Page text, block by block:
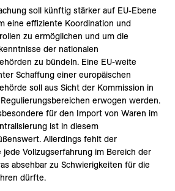
soll künftig stärker auf EU-Ebene
eine effiziente Koordination und
zu ermöglichen und um die
der nationalen
zu bündeln. Eine EU-weite
Schaffung einer europäischen
soll aus Sicht der Kommission in
erwogen werden.
für den Import von Waren im
ist in diesem
Allerdings fehlt der
Vollzugserfahrung im Bereich der
absehbar zu Schwierigkeiten für die
dürfte.